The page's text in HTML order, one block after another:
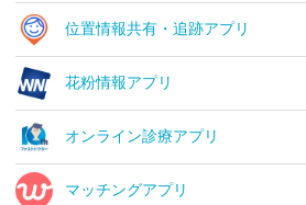
位置情報共有・追跡アプリ
花粉情報アプリ
オンライン診療アプリ
マッチングアプリ